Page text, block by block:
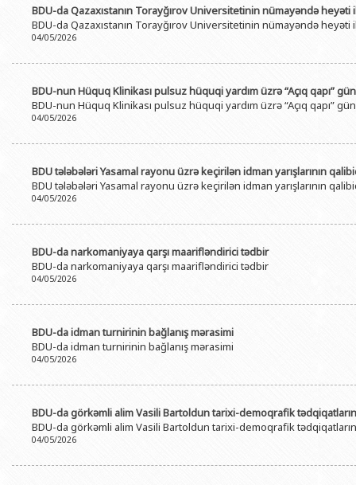
BDU-da Qazaxıstanın Torayğırov Universitetinin nümayəndə heyəti
BDU-da Qazaxıstanın Torayğırov Universitetinin nümayəndə heyəti
04/05/2026
BDU-nun Hüquq Klinikası pulsuz hüquqi yardım üzrə “Açıq qapı”
BDU-nun Hüquq Klinikası pulsuz hüquqi yardım üzrə “Açıq qapı”
04/05/2026
BDU tələbələri Yasamal rayonu üzrə keçirilən idman yarışlarının
BDU tələbələri Yasamal rayonu üzrə keçirilən idman yarışlarının
04/05/2026
BDU-da narkomaniyaya qarşı maarifləndirici tədbir
BDU-da narkomaniyaya qarşı maarifləndirici tədbir
04/05/2026
BDU-da idman turnirinin bağlanış mərasimi
BDU-da idman turnirinin bağlanış mərasimi
04/05/2026
BDU-da görkəmli alim Vasili Bartoldun tarixi-demoqrafik
BDU-da görkəmli alim Vasili Bartoldun tarixi-demoqrafik
04/05/2026